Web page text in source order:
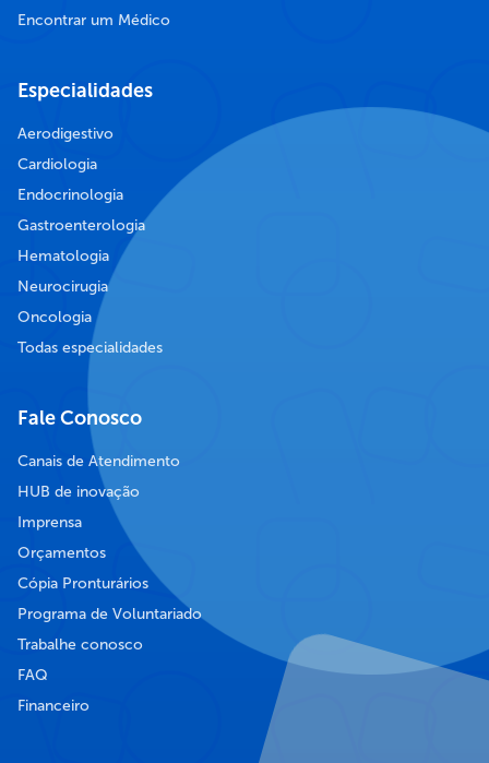
Encontrar um Médico
Especialidades
Aerodigestivo
Cardiologia
Endocrinologia
Gastroenterologia
Hematologia
Neurocirugia
Oncologia
Todas especialidades
Fale Conosco
Canais de Atendimento
HUB de inovação
Imprensa
Orçamentos
Cópia Pronturários
Programa de Voluntariado
Trabalhe conosco
FAQ
Financeiro